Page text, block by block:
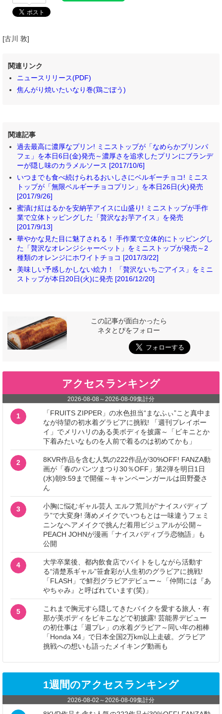
[古川 敦]
関連リンク
ニュースリリース(PDF)
焦んがり焼いたいなり巻(鶏ごぼう)
関連記事
過去最高に濃厚なプリン! ミニストップが「なめらかプリンパ
フェ」を本日6日(金)発売～濃厚さを追求したプリンにブランデ
ーが隠し味のカラメルソース [2017/10/6]
いつまでも食べ続けられるおいしさにベルギーチョコ! ミニス
トップが「無限ベルギーチョコプリン」を本日26日(火)発売
[2017/9/26]
蜜漬け紅はるかを安納芋アイスに山盛り! ミニストップが手作
業で立体トッピングした「贅沢なお芋アイス」を発売
[2017/9/13]
華やかな見た目に魅了される！ 手作業で立体的にトッピングし
た「贅沢なオレンジシャーベット」をミニストップが発売～2
種類のオレンジにホワイトチョコ [2017/3/22]
美味しい予感しかしない絵力！ 「贅沢ないちごアイス」をミニ
ストップが本日20日(火)に発売 [2016/12/20]
この記事が面白かったら
ネタとぴをフォロー
アクセスランキング
2026-08-08 ～ 2026-08-09集計分
1
「FRUITS ZIPPER」の水色担当“まなふぃ”こと真中ま
なが待望の初水着グラビアに挑戦! 「週刊プレイボー
イ」でメリハリのある美ボディを披露～「ビキニとか
下着みたいなものを人前で着るのは初めてかも」
2
8KVR作品を含む人気の222作品が30%OFF! FANZA動
画が「春のパンツまつり30％OFF」第2弾を明日1日
(水)朝9:59まで開催～キャンペーンガールは田野憂さ
ん
3
小胸に悩むギャル芸人 エルフ荒川が“ナイスバディブ
ラ”で大変身! 薄めメイクでいつもとは一味違うフェミ
ニンなヘアメイクで挑んだ着用ビジュアルが公開～
PEACH JOHNが漫画「ナイスバディブラ恋物語」も
公開
4
大学卒業後、都内飲食店でバイトをしながら活動す
る“清楚系ギャル”笹倉彩が人生初のグラビアに挑戦!
「FLASH」で鮮烈グラビアデビュー～「仲間には『あ
やちゃみ』と呼ばれています(笑)」
5
これまで胸元すら隠してきたバイクを愛する旅人・有
那が美ボディをビキニなどで初披露! 芸能界デビュー
の初仕事は「週プレ」の水着グラビア～同い年の相棒
「Honda X4」で日本全国2万km以上走破。グラビア
挑戦への想いも語ったメイキング動画も
1週間のアクセスランキング
2026-08-02 ～ 2026-08-09集計分